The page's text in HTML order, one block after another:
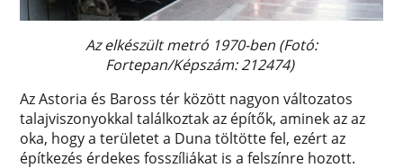
Az elkészült metró 1970-ben (Fotó:
Fortepan/Képszám: 212474)
Az Astoria és Baross tér között nagyon változatos
talajviszonyokkal találkoztak az építők, aminek az az
oka, hogy a területet a Duna töltötte fel, ezért az
építkezés érdekes fosszíliákat is a felszínre hozott.